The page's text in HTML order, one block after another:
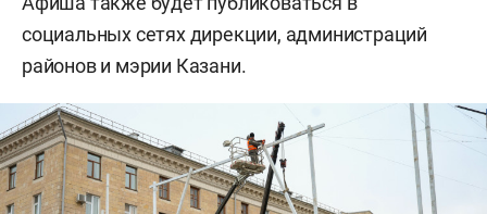
социальных сетях дирекции, администраций
районов и мэрии Казани.